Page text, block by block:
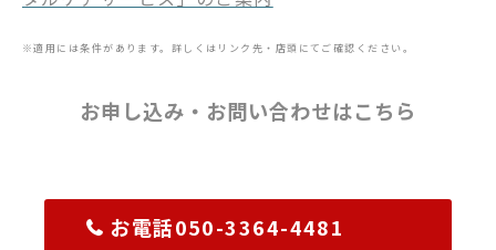
※適用には条件があります。詳しくはリンク先・店頭にてご確認ください。
お申し込み・お問い合わせはこちら
お電話050-3364-4481